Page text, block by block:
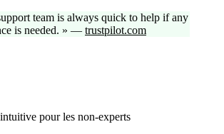
team is always quick to help if any
is needed. » — trustpilot.com
pour les non-experts